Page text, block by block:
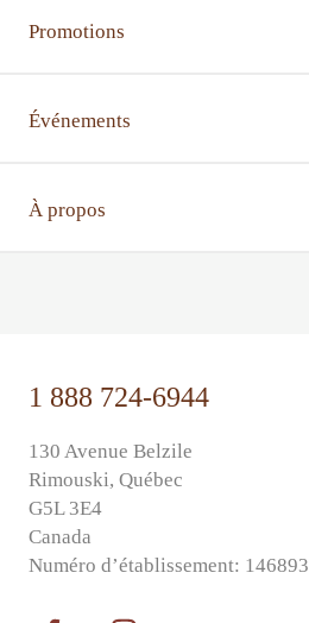
Promotions
Événements
À propos
1 888 724-6944
130 Avenue Belzile
Rimouski, Québec
G5L 3E4
Canada
Numéro d’établissement: 146893